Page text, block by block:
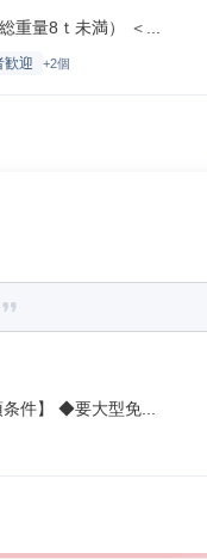
重量8ｔ未満） ＜...
歓迎 +2個
件】 ◆要大型免...